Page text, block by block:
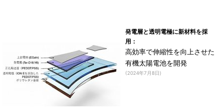
発電層と透明電極に新材料を採
用：
高効率で伸縮性を向上させた
有機太陽電池を開発
(2024年7月8日)